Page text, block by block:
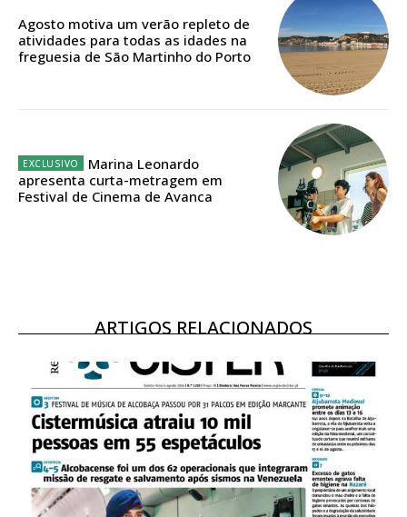
Acesso aos conteúdos Exclusivos para
assinantes
Acesso ao conteúdo online
Acesso aos conteúdos Exclusivos para
assinantes
Ofertas para assinatura anual
Agosto motiva um verão repleto de
atividades para todas as idades na
freguesia de São Martinho do Porto
Marina Leonardo
apresenta curta-metragem em
Festival de Cinema de Avanca
ARTIGOS RELACIONADOS